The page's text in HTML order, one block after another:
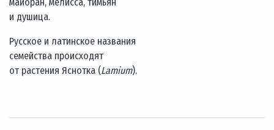
и душица.
Русское и латинское названия
семейства происходят
от растения Яснотка (Lamium).